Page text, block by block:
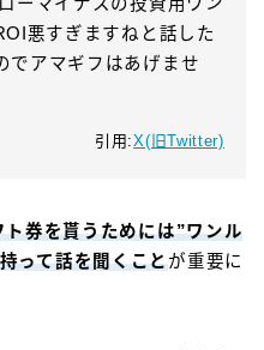
悪すぎますねと話した
でアマギフはあげませ
引用:X(旧Twitter)
券を貰うためには”ワンル
って話を聞くことが重要に